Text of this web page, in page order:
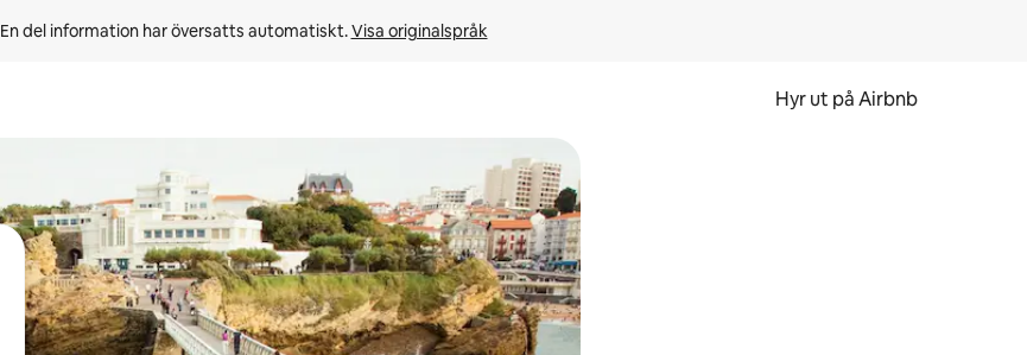
En del information har översatts automatiskt. Visa originalspråk
Hyr ut på Airbnb